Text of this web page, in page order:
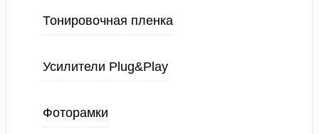
Тонировочная пленка
Усилители Plug&Play
Фоторамки